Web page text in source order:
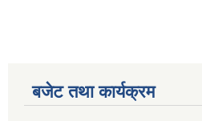
बजेट तथा कार्यक्रम